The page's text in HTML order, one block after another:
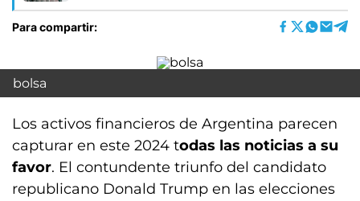
Para compartir:
bolsa
Los activos financieros de Argentina parecen
capturar en este 2024 todas las noticias a su
favor. El contundente triunfo del candidato
republicano Donald Trump en las elecciones